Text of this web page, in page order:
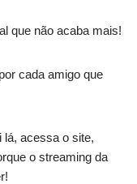
que não acaba mais!
cada amigo que
lá, acessa o site,
o streaming da